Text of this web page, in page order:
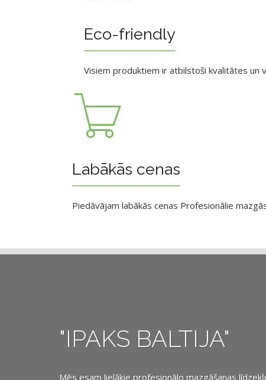
Eco-friendly
Visiem produktiem ir atbilstoši kvalitātes un
Labākās cenas
Piedāvājam labākās cenas Profesionālie
"IPAKS BALTIJA"
Mēs esam lielākie profesionālo mazgāšanas